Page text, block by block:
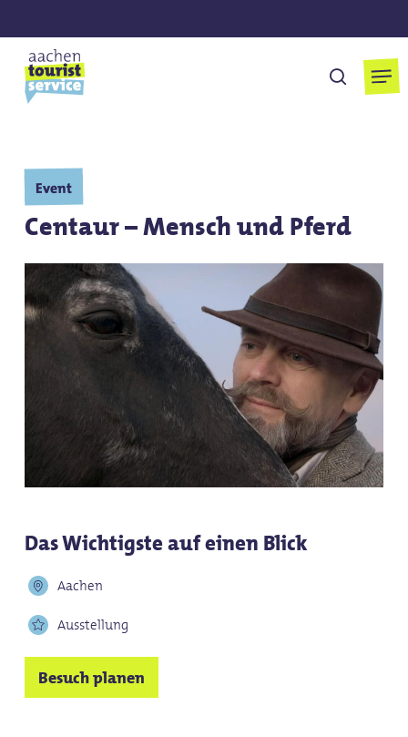
to
main
content
suchen
Event
Centaur – Mensch und Pferd
Das Wichtigste auf einen Blick
Aachen
Ausstellung
Besuch planen